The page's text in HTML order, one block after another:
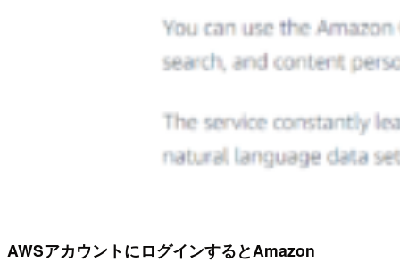
AWSアカウントにログインするとAmazon